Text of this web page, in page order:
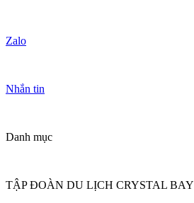
Zalo
Nhắn tin
Danh mục
TẬP ĐOÀN DU LỊCH CRYSTAL BAY